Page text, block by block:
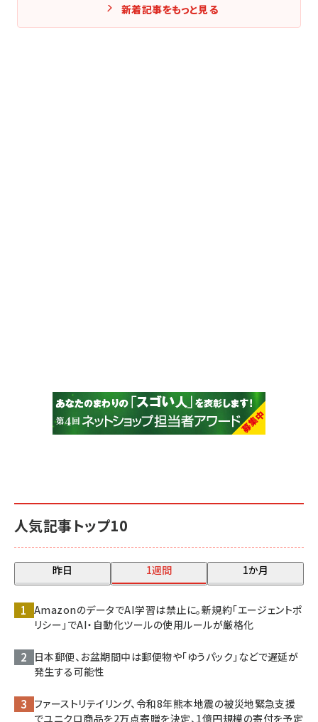
人気記事トップ10
昨日 1週間 1か月
AmazonのデータでAI学習は禁止に。新規約「エージェントポ
リシー」でAI・自動化ツールの使用ルールが厳格化
日本郵便、お盆期間中は郵便物や「ゆうパック」などで遅延が
発生する可能性
ファーストリテイリング、令和8年熊本地震の被災地緊急支援
でユニクロ商品を2万点寄贈を決定、1億円規模の寄付を予定
新着記事をもっと見る